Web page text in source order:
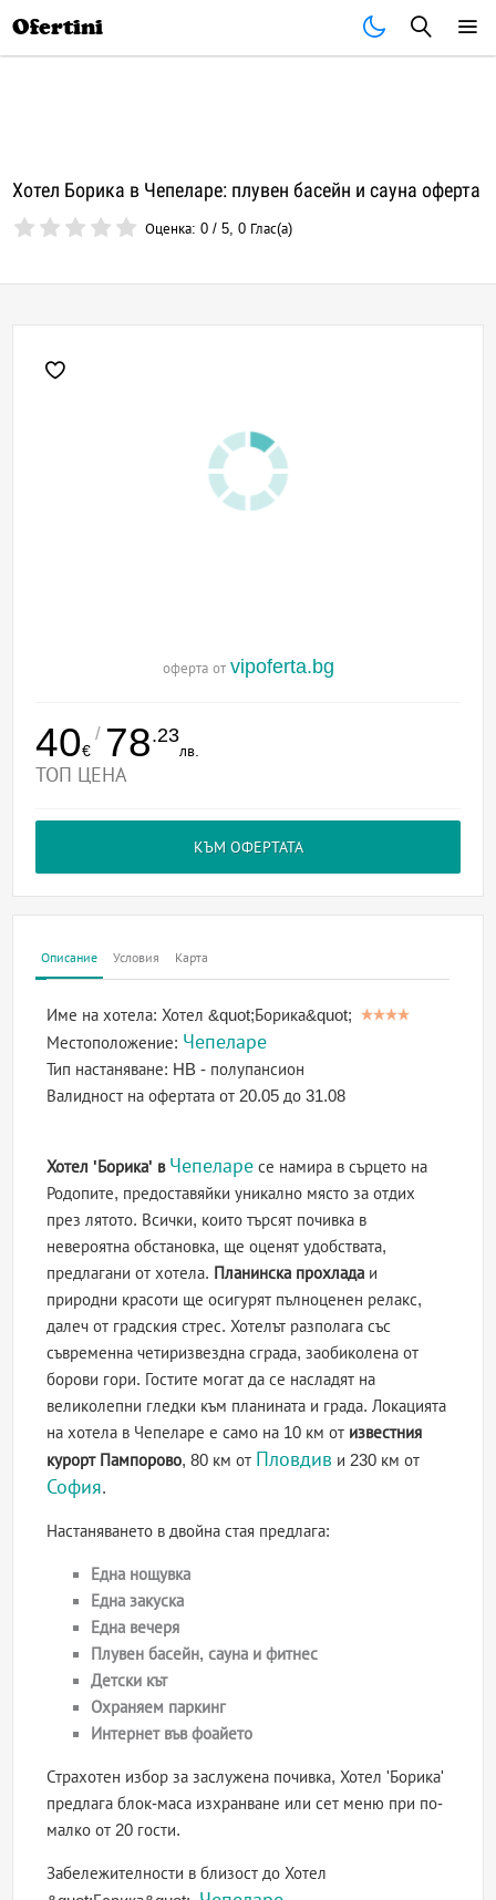
Ofertini
Хотел Борика в Чепеларе: плувен басейн и сауна оферта
Оценка:0 /5,0 Глас(а)
оферта от vipoferta.bg
40€
/ 78.23
лв.
ТОП ЦЕНА
КЪМ ОФЕРТАТА
Описание Условия Карта
Име на хотела: Хотел &quot;Борика&quot;
Местоположение: Чепеларе
Тип настаняване: HB - полупансион
Валидност на офертатаот 20.05 до 31.08
Хотел 'Борика' в Чепеларе се намира в сърцето на
Родопите, предоставяйки уникално място за отдих
през лятото. Всички, които търсят почивка в
невероятна обстановка, ще оценят удобствата,
предлагани от хотела. Планинска прохлада и
природни красоти ще осигурят пълноценен релакс,
далеч от градския стрес. Хотелът разполага със
съвременна четиризвездна сграда, заобиколена от
борови гори. Гостите могат да се насладят на
великолепни гледки към планината и града. Локацията
на хотела в Чепеларе е само на 10 км от известния
курорт Пампорово, 80 км от Пловдив и 230 км от
София.
Настаняването в двойна стая предлага:
Една нощувка
Една закуска
Една вечеря
Плувен басейн, сауна и фитнес
Детски кът
Охраняем паркинг
Интернет във фоайето
Страхотен избор за заслужена почивка, Хотел 'Борика'
предлага блок-маса изхранване или сет меню при по-
малко от 20 гости.
Забележителности в близост до Хотел